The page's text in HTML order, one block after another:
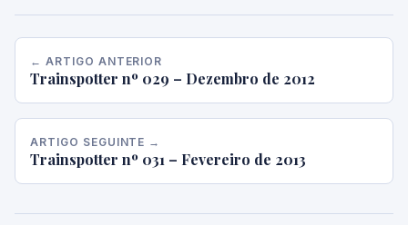
← ARTIGO ANTERIOR
Trainspotter nº 029 – Dezembro de 2012
ARTIGO SEGUINTE →
Trainspotter nº 031 – Fevereiro de 2013